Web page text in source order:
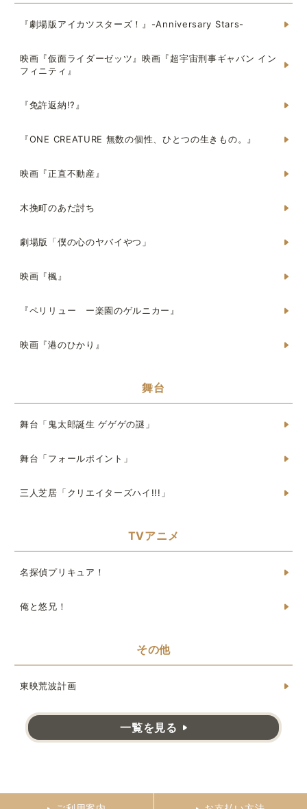
『劇場版アイカツスターズ！』-Anniversary Stars-
映画『仮面ライダーゼッツ』映画『超宇宙刑事ギャバン イン
フィニティ』
『免許返納!?』
『ONE CREATURE 無数の個性、ひとつの生きもの。』
映画『正直不動産』
木挽町のあだ討ち
劇場版「僕の心のヤバイやつ」
映画『楓』
『ペリリュー ー楽園のゲルニカー』
映画『港のひかり』
舞台
舞台「鬼太郎誕生 ゲゲゲの謎」
舞台「フォールポイント」
三人芝居「クリエイターズハイ!!!」
TVアニメ
名探偵プリキュア！
俺と悠兄！
その他
東映荒波計画
一覧を見る